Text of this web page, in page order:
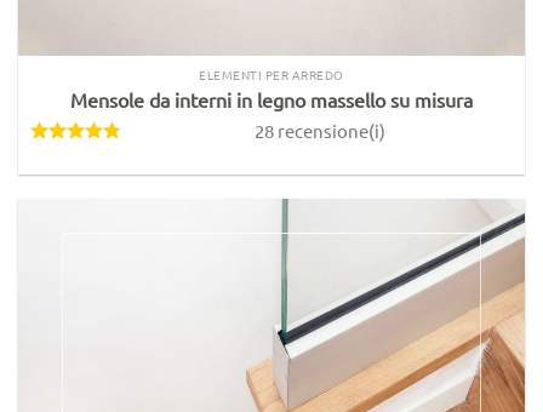
ELEMENTI PER ARREDO
Mensole da interni in legno massello su misura
28 recensione(i)